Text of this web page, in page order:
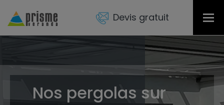
Devis gratuit
Nos pergolas sur